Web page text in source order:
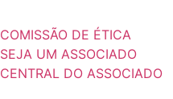
COMISSÃO DE ÉTICA
SEJA UM ASSOCIADO
CENTRAL DO ASSOCIADO